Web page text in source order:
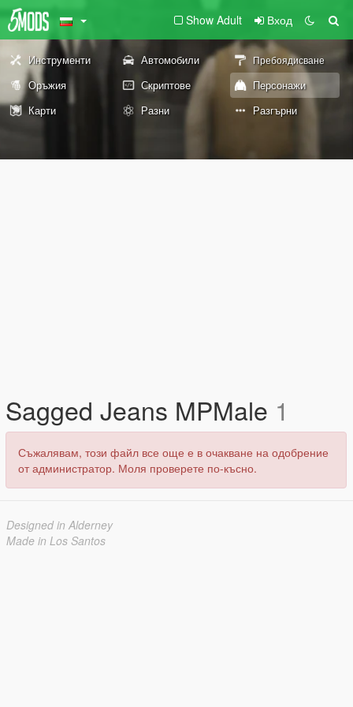
Show Adult Вход
Инструменти Автомобили Пребоядисване
Оръжия Скриптове
Персонажи
Карти
Разни Разгърни
Sagged Jeans MPMale 1
Съжалявам, този файл все още е в очакване на одобрение
от администратор. Моля проверете по-късно.
Designed in Alderney
Made in Los Santos